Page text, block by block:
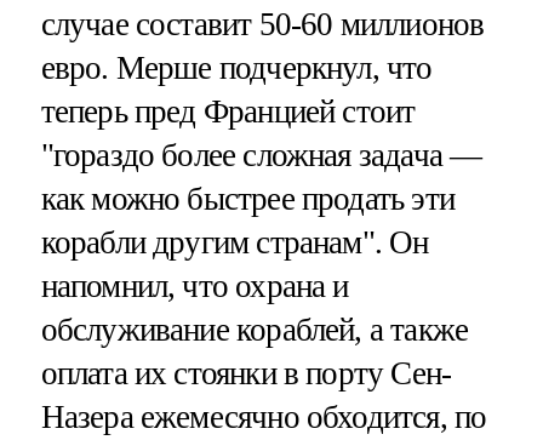
случае составит 50-60 миллионов
евро. Мерше подчеркнул, что
теперь пред Францией стоит
"гораздо более сложная задача —
как можно быстрее продать эти
корабли другим странам". Он
напомнил, что охрана и
обслуживание кораблей, а также
оплата их стоянки в порту Сен-
Назера ежемесячно обходится, по